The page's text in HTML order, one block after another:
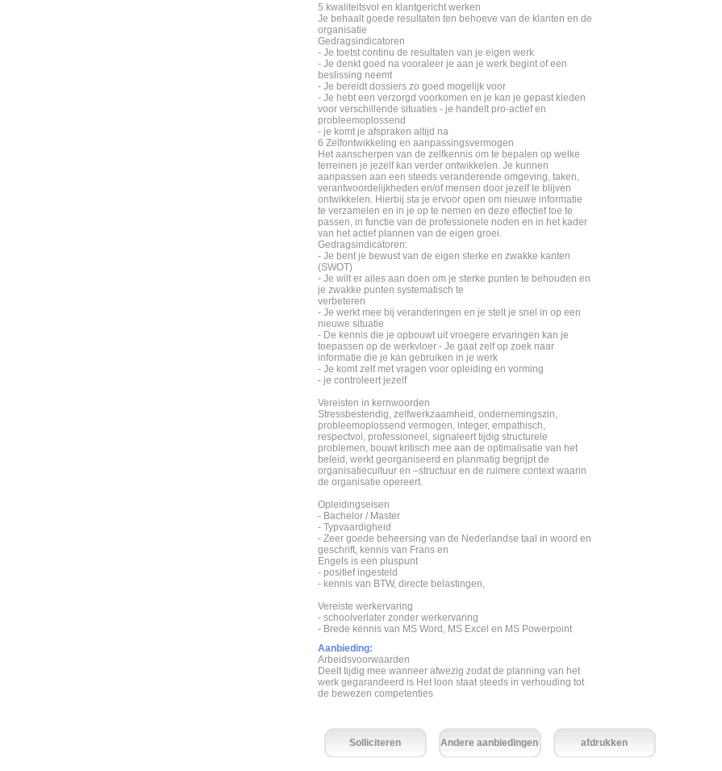
5 kwaliteitsvol en klantgericht werken
Je behaalt goede resultaten ten behoeve van de klanten en de
organisatie
Gedragsindicatoren
- Je toetst continu de resultaten van je eigen werk
- Je denkt goed na vooraleer je aan je werk begint of een
beslissing neemt
- Je bereidt dossiers zo goed mogelijk voor
- Je hebt een verzorgd voorkomen en je kan je gepast kleden
voor verschillende situaties - je handelt pro-actief en
probleemoplossend
- je komt je afspraken altijd na
6 Zelfontwikkeling en aanpassingsvermogen
Het aanscherpen van de zelfkennis om te bepalen op welke
terreinen je jezelf kan verder ontwikkelen. Je kunnen
aanpassen aan een steeds veranderende omgeving, taken,
verantwoordelijkheden en/of mensen door jezelf te blijven
ontwikkelen. Hierbij sta je ervoor open om nieuwe informatie
te verzamelen en in je op te nemen en deze effectief toe te
passen, in functie van de professionele noden en in het kader
van het actief plannen van de eigen groei.
Gedragsindicatoren:
- Je bent je bewust van de eigen sterke en zwakke kanten
(SWOT)
- Je wilt er alles aan doen om je sterke punten te behouden en
je zwakke punten systematisch te
verbeteren
- Je werkt mee bij veranderingen en je stelt je snel in op een
nieuwe situatie
- De kennis die je opbouwt uit vroegere ervaringen kan je
toepassen op de werkvloer - Je gaat zelf op zoek naar
informatie die je kan gebruiken in je werk
- Je komt zelf met vragen voor opleiding en vorming
- je controleert jezelf
Vereisten in kernwoorden
Stressbestendig, zelfwerkzaamheid, ondernemingszin,
probleemoplossend vermogen, integer, empathisch,
respectvol, professioneel, signaleert tijdig structurele
problemen, bouwt kritisch mee aan de optimalisatie van het
beleid, werkt georganiseerd en planmatig begrijpt de
organisatiecultuur en –structuur en de ruimere context waarin
de organisatie opereert.
Opleidingseisen
- Bachelor / Master
- Typvaardigheid
- Zeer goede beheersing van de Nederlandse taal in woord en
geschrift, kennis van Frans en
Engels is een pluspunt
- positief ingesteld
- kennis van BTW, directe belastingen,
Vereiste werkervaring
- schoolverlater zonder werkervaring
- Brede kennis van MS Word, MS Excel en MS Powerpoint
Aanbieding:
Arbeidsvoorwaarden
Deelt tijdig mee wanneer afwezig zodat de planning van het
werk gegarandeerd is Het loon staat steeds in verhouding tot
de bewezen competenties
Solliciteren Andere aanbiedingen afdrukken